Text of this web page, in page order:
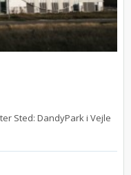
Sted: DandyPark i Vejle